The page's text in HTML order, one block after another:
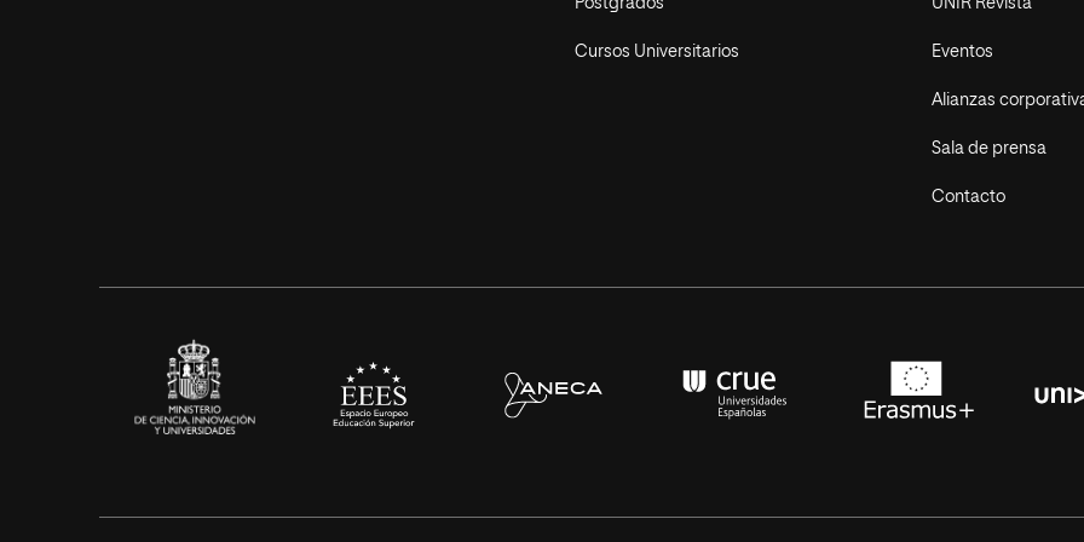
Postgrados
Cursos Universitarios
UNIR Revista
Eventos
Alianzas
Sala de prensa
Contacto